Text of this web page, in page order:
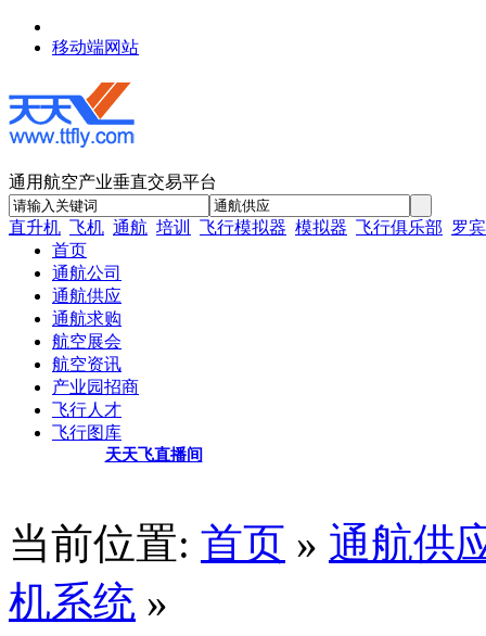
移动端网站
通用航空产业垂直交易平台
直升机 飞机 通航 培训 飞行模拟器 模拟器 飞行俱乐部 罗
首页
通航公司
通航供应
通航求购
航空展会
航空资讯
产业园招商
飞行人才
飞行图库
天天飞直播间
当前位置: 首页 » 通航供
机系统 »